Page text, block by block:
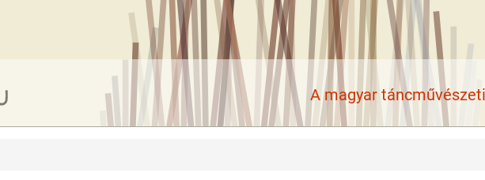
A magyar